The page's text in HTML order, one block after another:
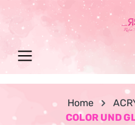
Zum Hauptinhalt springen
Home
COLOR UND